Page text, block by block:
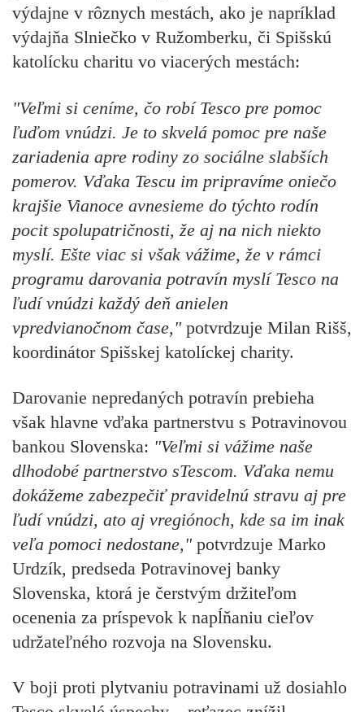
výdajne v rôznych mestách, ako je napríklad
výdajňa Slniečko v Ružomberku, či Spišskú
katolícku charitu vo viacerých mestách:
"Veľmi si ceníme, čo robí Tesco pre pomoc
ľuďom vnúdzi. Je to skvelá pomoc pre naše
zariadenia apre rodiny zo sociálne slabších
pomerov. Vďaka Tescu im pripravíme oniečo
krajšie Vianoce avnesieme do týchto rodín
pocit spolupatričnosti, že aj na nich niekto
myslí. Ešte viac si však vážime, že v rámci
programu darovania potravín myslí Tesco na
ľudí vnúdzi každý deň anielen
vpredvianočnom čase," potvrdzuje Milan Rišš,
koordinátor Spišskej katolíckej charity.
Darovanie nepredaných potravín prebieha
však hlavne vďaka partnerstvu s Potravinovou
bankou Slovenska: "Veľmi si vážime naše
dlhodobé partnerstvo sTescom. Vďaka nemu
dokážeme zabezpečiť pravidelnú stravu aj pre
ľudí vnúdzi, ato aj vregiónoch, kde sa im inak
veľa pomoci nedostane,"potvrdzuje Marko
Urdzík, predseda Potravinovej banky
Slovenska, ktorá je čerstvým držiteľom
ocenenia za príspevok k napĺňaniu cieľov
udržateľného rozvoja na Slovensku.
V boji proti plytvaniu potravinami už dosiahlo